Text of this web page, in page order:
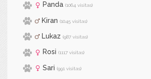
Panda (1064 visitas)
Kiran (1045 visitas)
Lukaz (987 visitas)
Rosi (1117 visitas)
Sari (991 visitas)